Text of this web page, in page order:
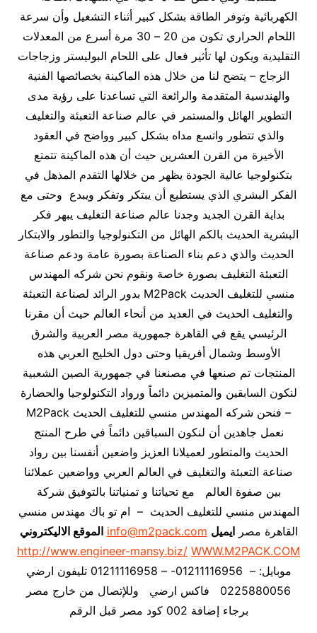
الكهربائية وتوفر الطاقة بشكل كبير أثناء التشغيل وأن سرعة
اللحام الحراري تكون من 20 – 30 مرة أسرع من المعدلات
التقليدية ويكون لها تأثير فعال على اللحام البوليستر وزجاجات
الزجاج – يتضح لنا من خلال هذه الماكينة بخصائصها الفنية
والهندسية المتقدمة والرائعة التي تساعدنا على رؤية مدى
التطوير الهائل والمستمر في عالم صناعة التعبئة والتغليف
والذي تتطور واتسع مداه بشكل كبير وواضح في العقود
الأخيرة من القرن العشرين حيث أن هذه الماكينة تتمتع
بتكنولوجيا عالية الجودة يظهر من خلالها التقدم المذهل في
الفكر البشري الذي يستطيع أن يبتكر وتفكر ويبدع وحتى مع
بداية القرن الجديد وجدنا عالم صناعة التغليف يبهر فكر
البشرية الحديث بالكم الهائل من التكنولوجيا والتطور والابتكار
الحديث والذي دعم بناء الصناعة بصورة عامة ودعم صناعة
التعبئة التغليف بصورة خاصة ونقوم نحن شركه المهندس
منسي للتغليف الحديث M2Pack بدور الرائد لصناعة التعبئة
والتغليف الحديث في العديد من أنحاء العالم حيث أن مقرنا
الرئيسي يقع في القاهرة جمهورية مصر العربية والشرق
الأوسط وشمال أفريقيا وحتى دول الخليج العربي هذه
المنتجات تم صنعها في مصنعنا في جمهورية الصين الشعبية
لنكون السابقين والمتميزين دائماً ورواد التكنولوجيا والحضارة
– فنحن شركه المهندس منسي للتغليف الحديث M2Pack
نعمل جاهدين أن لنكون السباقين دائماً في طرح المنتج
الحديث والمتطور لعميلانا العزيز واضعين أنفسنا بين رواد
صناعة التعبئة والتغليف في العالم العربي وواضعين عملائنا
بين صفوة العالم مع تحياتنا و تمنياتنا بالتوفيق شركة
المهندس منسي للتغليف الحديث – ام تو باك مهندس منسي
القاهرة مصرايميل info@m2pack.com الموقع الاليكتروني
http://www.engineer-mansy.biz/ WWW.M2PACK.COM
موبايل: – 01211116956- – 01211116958 تليفون ارضي
0225880056 فاكس ارضي
وللإتصال من خارج مصر
برجاء إضافة 002 كود مصر قبل الرقم